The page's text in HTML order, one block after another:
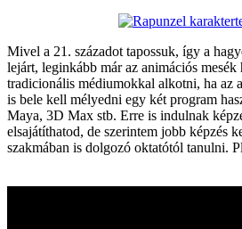
Mivel a 21. századot tapossuk, így a
lejárt, leginkább már az animációs
tradicionális médiumokkal alkotni, ha az
is bele kell mélyedni egy két program
Maya, 3D Max stb. Erre is indulnak
elsajátíthatod, de szerintem jobb képzés
szakmában is dolgozó oktatótól tanulni.